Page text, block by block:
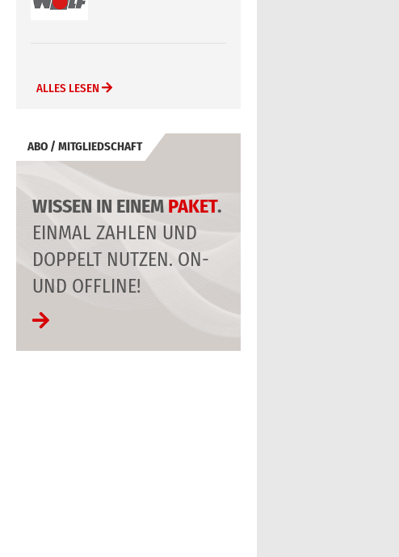
ALLES LESEN
ABO / MITGLIEDSCHAFT
WISSEN IN EINEM PAKET.
EINMAL ZAHLEN UND
DOPPELT NUTZEN. ON-
UND OFFLINE!